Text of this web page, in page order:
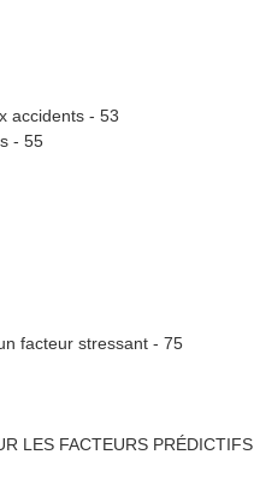
accidents - 53
- 55
facteur stressant - 75
LES FACTEURS PRÉDICTIFS